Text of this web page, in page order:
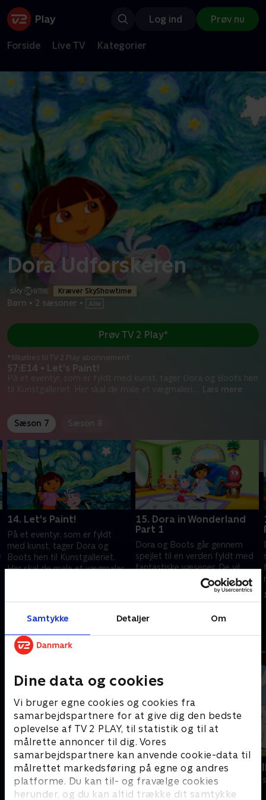
Samtykke Detaljer Om
Dine data og cookies
Vi bruger egne cookies og cookies fra
samarbejdspartnere for at give dig den bedste
oplevelse af TV 2 PLAY, til statistik og til at
målrette annoncer til dig. Vores
samarbejdspartnere kan anvende cookie-data til
målrettet markedsføring på egne og andres
platforme. Du kan til- og fravælge cookies
herunder, og du kan altid trække dit samtykke
Log ind Prøv nu
Forside Live TV Kategorier
Dora Udforskeren
Kræver SkyShowtime
Børn • 2 sæsoner •
S7:E14 • Let's Paint!
På et eventyr, som er fyldt med kunst, tager Dora og Boots hen
til Kunstgalleriet. Her skal de male et vægmaleri
Læs mere
Prøv TV 2 Play*
*tilkøbes til TV 2 Play abonnement
Sæson 7
14. Let's Paint!
På et eventyr, som er fyldt
med kunst, tager Dora og
Boots hen til Kunstgalleriet.
Her skal de male et vægmaleri
15. Dora in Wonderland
Part 1
Dora og Boots går gennem
spejlet til en verden fyldt med
fantastiske væsener. De vil
redde deres killinger, som er på
vej til teselskab hos den Røde
Dronning.
Andre så også
Miniteve: Verdens dyr
Børneserier • 1 sæsoner
Laban det
Børneserier • 1